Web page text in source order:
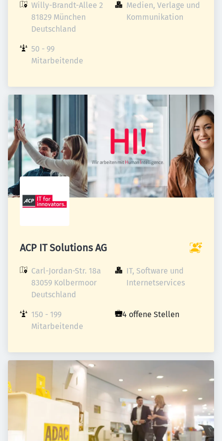
Willy-Brandt-Allee 2
81829 München
Deutschland
Medien, Verlage und
Kommunikation
50 - 99
Mitarbeitende
ACP IT Solutions AG
Carl-Jordan-Str. 18a
83059 Kolbermoor
Deutschland
IT, Software und
Internetservices
150 - 199
Mitarbeitende
4 offene Stellen